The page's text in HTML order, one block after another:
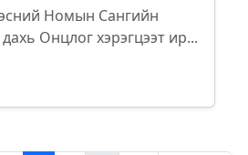
Номын Сангийн
Онцлог хэрэгцээт ир...